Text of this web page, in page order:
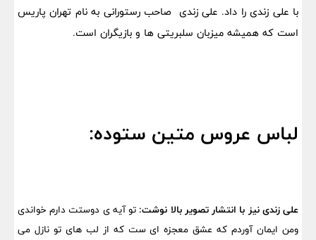
با علی زندی را داد. علی زندی صاحب رستورانی به نام تهران پاریس
است که همیشه میزبان سلبریتی ها و بازیگران است.
لباس عروس متین ستوده:
علی زندی نیز با انتشار تصویر بالا نوشت: تو آیه ی دوستت دارم خواندی
ومن ایمان آوردم که عشق معجزه ای ست که از لب های تو نازل می